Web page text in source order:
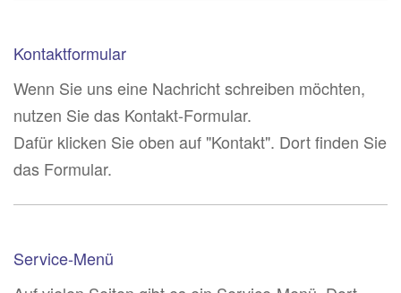
Kontaktformular
Wenn Sie uns eine Nachricht schreiben möchten,
nutzen Sie das Kontakt-Formular.
Dafür klicken Sie oben auf "Kontakt". Dort finden Sie
das Formular.
Service-Menü